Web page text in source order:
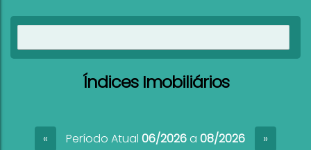
Índices Imobiliários
« Período Atual 06/2026a 08/2026 »